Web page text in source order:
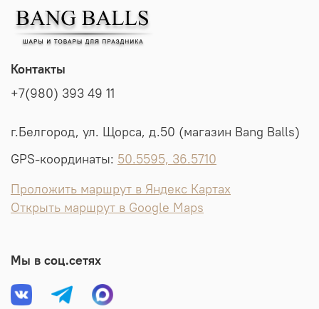
Контакты
+7(980) 393 49 11
г.Белгород, ул. Щорса, д.50 (магазин Bang Balls)
GPS-координаты: 50.5595, 36.5710
Проложить маршрут в Яндекс Картах
Открыть маршрут в Google Maps
Мы в соц.сетях